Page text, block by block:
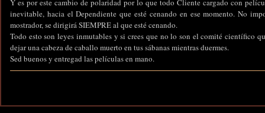
Y es por este cambio de polaridad por lo que todo Cliente cargado con
inevitable, hacia el Dependiente que esté cenando en ese momento. No
mostrador, se dirigirá SIEMPRE al que esté cenando.
Todo esto son leyes inmutables y si crees que no lo son el comité científico
dejar una cabeza de caballo muerto en tus sábanas mientras duermes.
Sed buenos y entregad las películas en mano.